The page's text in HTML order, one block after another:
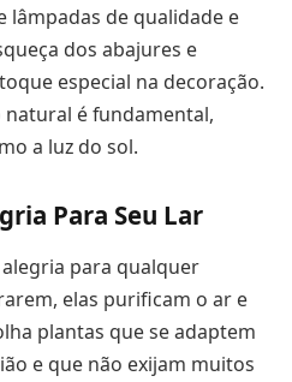
lâmpadas de qualidade e
dos abajures e
especial na decoração.
natural é fundamental,
a luz do sol.
Para Seu Lar
para qualquer
elas purificam o ar e
plantas que se adaptem
e que não exijam muitos